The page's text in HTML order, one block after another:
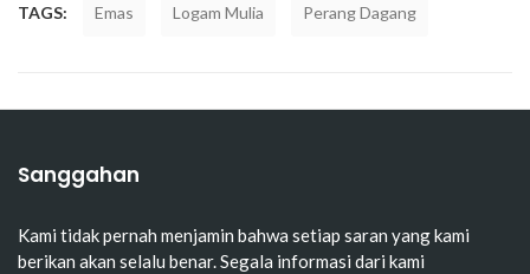
TAGS: Emas Logam Mulia Perang Dagang
Sanggahan
Kami tidak pernah menjamin bahwa setiap saran yang kami
berikan akan selalu benar. Segala informasi dari kami